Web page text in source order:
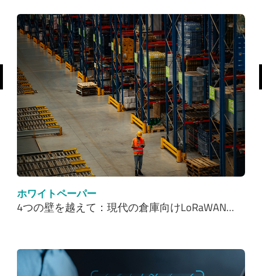
ホワイトペーパー
4つの壁を越えて：現代の倉庫向けLoRaWAN…